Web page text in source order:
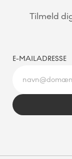
Tilmeld
E-MAILADRESSE